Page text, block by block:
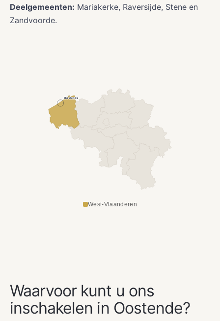
Deelgemeenten: Mariakerke, Raversijde, Stene en
Zandvoorde.
Oostende
West-Vlaanderen
Waarvoor kunt u ons
inschakelen in Oostende?